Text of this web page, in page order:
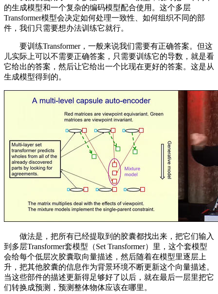
的生成模型和一个复杂的编码模型配合使用。这个多层
Transformer模型会决定如何处理一致性、如何组织不同的部
件，我们只需要想办法训练它就行。
要训练Transformer，一般来说我们需要有正确答案。但这
儿实际上可以不需要正确答案，只需要训练它的导数，就是看
它给出的答案，然后让它给出一个比现在更好的答案。这是从
生成模型得到的。
做法是，把所有已经提取到的胶囊都找出来，把它们输入
到多层Transformer套模型（Set Transformer）里，这个套模型
会给每个低层次胶囊取向量描述，然后随着在模型里逐层上
升，把其他胶囊的信息作为背景环境不断更新这个向量描述。
当这些部件的描述更新得足够好了以后，就在最后一层里把它
们转换成预测，预测整体物体应该在哪里。